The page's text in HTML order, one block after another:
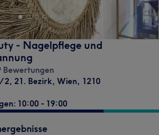
- Nagelpflege und
Bewertungen
2, 21. Bezirk, Wien, 1210
10:00 - 19:00